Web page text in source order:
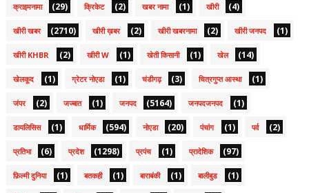
क्राइमनामा (29) क्रिकेट (2) खबर नामा (1) खीरी (4)
खीरी खबर (2710) खीरी ख़बर (2) खीरी खबरनामा (2) खीरी जनपद (1)
खीरी KHBR (2) खीरी W (1) खेती किसानी (1) खेल (14)
खेलकूद (1) ग्रेटर नोएडा (1) चंडीगढ़ (3) चित्रगुप्त आस्था (1)
जंपर (2) जज्बात (1) जनपद (5164) जनपदजनपद (1)
डायलिसिस (1) धार्मिक (594) नोएडा (20) पंचांग (1) पर्व (2)
प्रतिभा (6) प्रदेश (1298) प्रपंच (1) प्रादेशिक (97)
फ़िल्मी दुनिया (1) बतकही (1) बाराबंकी (1) बालीबुड (1)